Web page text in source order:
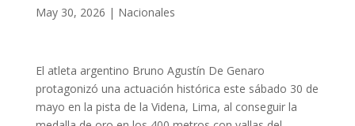
May 30, 2026 | Nacionales
El atleta argentino Bruno Agustín De Genaro
protagonizó una actuación histórica este sábado 30 de
mayo en la pista de la Videna, Lima, al conseguir la